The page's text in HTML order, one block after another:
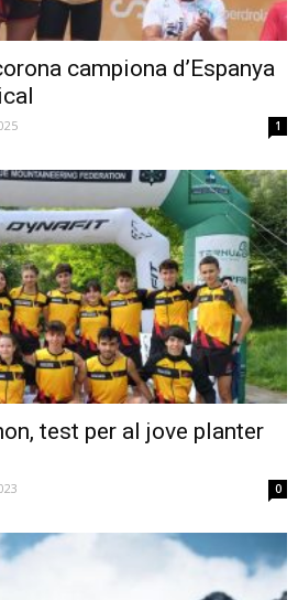
campiona d’Espanya
1
test per al jove planter
0